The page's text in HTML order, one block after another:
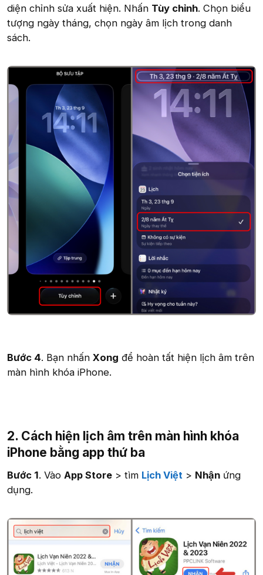
diện chỉnh sửa xuất hiện. Nhấn Tùy chỉnh. Chọn biểu
tượng ngày tháng, chọn ngày âm lịch trong danh
sách.
Bước 4. Bạn nhấn Xong để hoàn tất hiện lịch âm trên
màn hình khóa iPhone.
2. Cách hiện lịch âm trên màn hình khóa
iPhone bằng app thứ ba
Bước 1. Vào App Store > tìm Lịch Việt > Nhận ứng
dụng.